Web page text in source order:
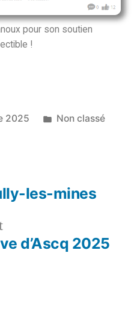
pour son soutien
!
2025 Non classé
d’Ascq 2025
les-mines